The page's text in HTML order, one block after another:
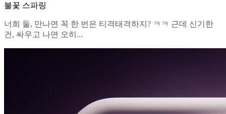
불꽃 스파링
너희 둘, 만나면 꼭 한 번은 티격태격하지? ㅋㅋ 근데 신기한
건, 싸우고 나면 오히...